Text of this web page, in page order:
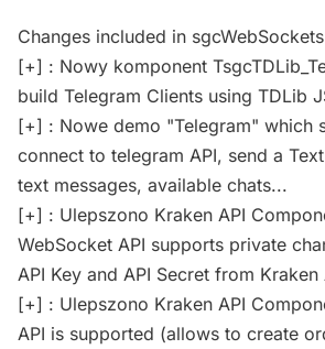
Changes included in
[+] : Nowy komponent
build Telegram Clients using TDLib
[+] : Nowe demo "Telegram" which
connect to telegram API, send a
text messages, available chats...
[+] : Ulepszono Kraken API
WebSocket API supports private
API Key and API Secret from Kraken
[+] : Ulepszono Kraken API
API is supported (allows to create